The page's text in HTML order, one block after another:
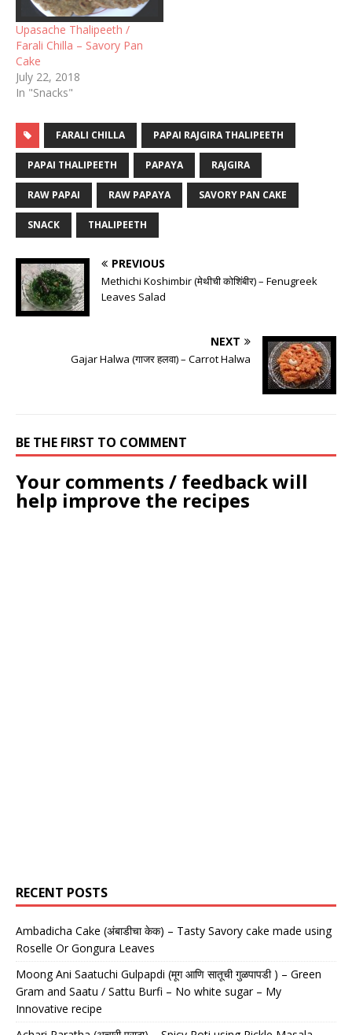
Upasache Thalipeeth /
Farali Chilla – Savory Pan
Cake
July 22, 2018
In "Snacks"
FARALI CHILLA PAPAI RAJGIRA THALIPEETH
PAPAI THALIPEETH PAPAYA RAJGIRA
RAW PAPAI RAW PAPAYA SAVORY PAN CAKE
SNACK THALIPEETH
PREVIOUS
Methichi Koshimbir (मेथीची कोशिंबीर) – Fenugreek
Leaves Salad
NEXT
Gajar Halwa (गाजर हलवा) – Carrot Halwa
BE THE FIRST TO COMMENT
Your comments / feedback will
help improve the recipes
RECENT POSTS
Ambadicha Cake (अंबाडीचा केक) – Tasty Savory cake made using
Roselle Or Gongura Leaves
Moong Ani Saatuchi Gulpapdi (मूग आणि सातूची गुळपापडी ) – Green
Gram and Saatu / Sattu Burfi – No white sugar – My
Innovative recipe